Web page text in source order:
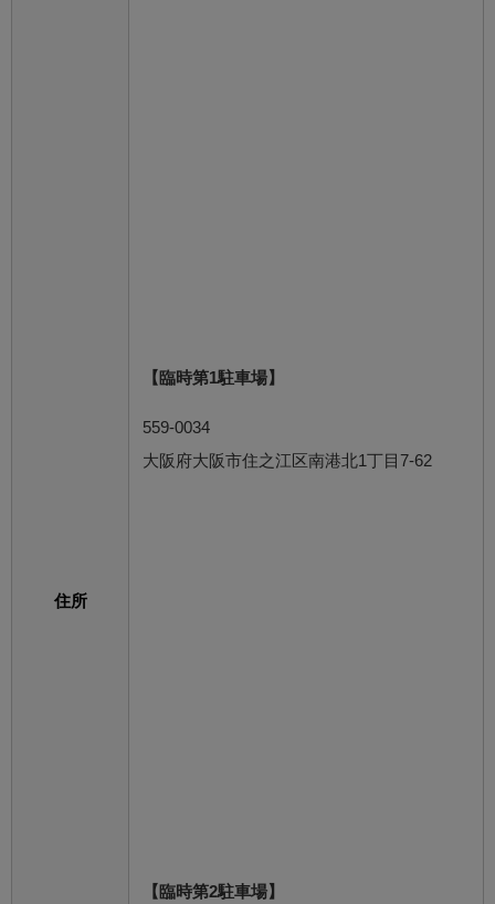
住所
【臨時第1駐車場】
559-0034
大阪府大阪市住之江区南港北1丁目7-62
【臨時第2駐車場】